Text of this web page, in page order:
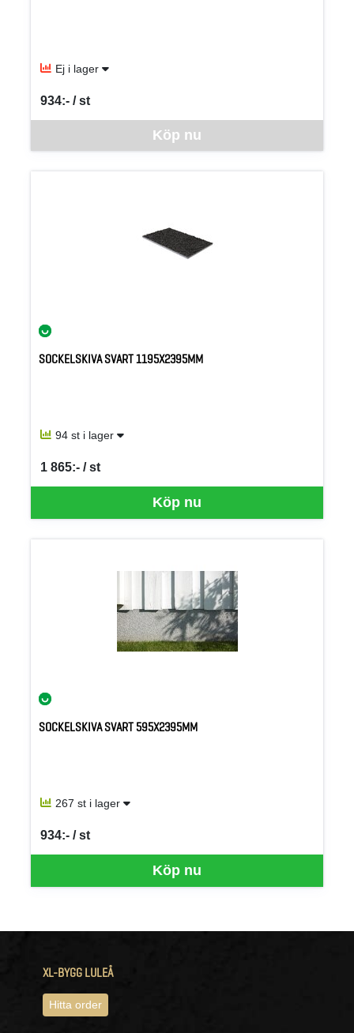
Ej i lager
Köp nu
934:- / st
SEK per ST
SOCKELSKIVA SVART 1195X2395MM
94 st i lager
Köp nu
1 865:- / st
SEK per ST
SOCKELSKIVA SVART 595X2395MM
267 st i lager
Köp nu
934:- / st
SEK per ST
XL-BYGG LULEÅ
Hitta order